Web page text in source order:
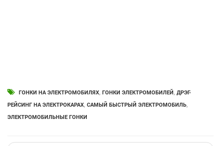
ГОНКИ НА ЭЛЕКТРОМОБИЛЯХ, ГОНКИ ЭЛЕКТРОМОБИЛЕЙ, ДРЭГ-
РЕЙСИНГ НА ЭЛЕКТРОКАРАХ, САМЫЙ БЫСТРЫЙ ЭЛЕКТРОМОБИЛЬ,
ЭЛЕКТРОМОБИЛЬНЫЕ ГОНКИ